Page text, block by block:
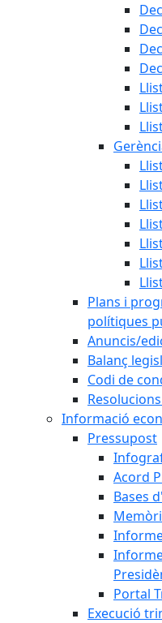
Plans i
polítiques
Anuncis/
Balanç
Codi de
Informació
Pressupost
Acord
Bases
Portal
Execució